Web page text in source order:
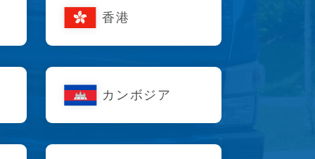
香港
カンボジア